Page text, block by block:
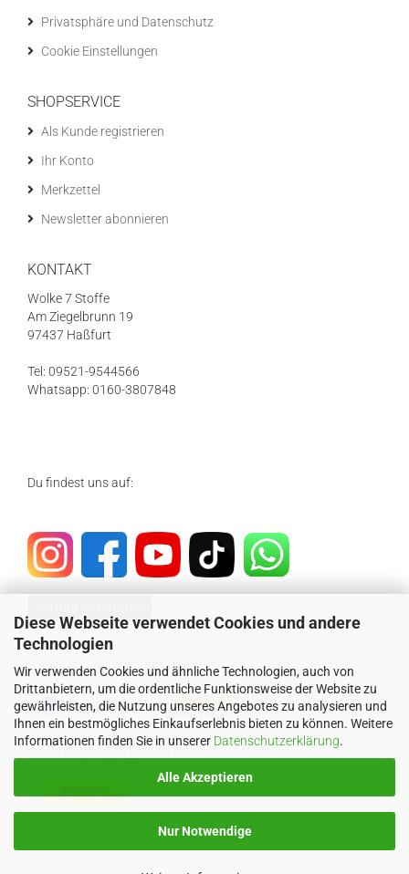
Diese Webseite verwendet Cookies und andere
Technologien
Wir verwenden Cookies und ähnliche Technologien, auch von
Drittanbietern, um die ordentliche Funktionsweise der Website zu
gewährleisten, die Nutzung unseres Angebotes zu analysieren und
Ihnen ein bestmögliches Einkaufserlebnis bieten zu können. Weitere
Informationen finden Sie in unserer Datenschutzerklärung.
Alle Akzeptieren
Nur Notwendige
Privatsphäre und Datenschutz
Cookie Einstellungen
SHOPSERVICE
Als Kunde registrieren
Ihr Konto
Merkzettel
Newsletter abonnieren
KONTAKT
Wolke 7 Stoffe
Am Ziegelbrunn 19
97437 Haßfurt
Tel: 09521-9544566
Whatsapp: 0160-3807848
Du findest uns auf:
SICHER EINKAUFEN MIT